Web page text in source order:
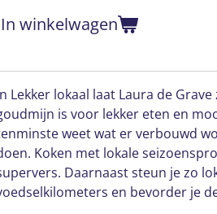
In winkelwagen
Lekker lokaal laat Laura de
is voor lekker eten en
weet wat er verbouwd
Koken met lokale
Daarnaast steun je zo
en bevorder je